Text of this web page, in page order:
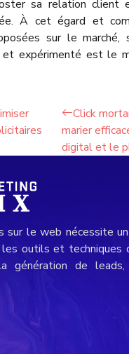
sa relation client
À cet égard et
sur le marché,
et expérimenté est le
Click
marier
digital et le
sur le web nécessite
les outils et techniques
génération de